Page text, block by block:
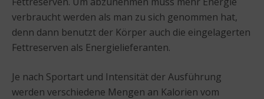
verbraucht werden als man zu sich genommen hat,
denn dann benutzt der Körper auch die eingelagerten
Fettreserven als Energielieferanten.
Je nach Sportart und Intensität der Ausführung
werden verschiedene Mengen an Kalorien vom